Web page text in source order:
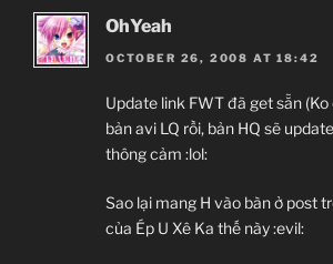
OhYeah
OCTOBER 26, 2008 AT 18:42
Update link FWT đã get sẵn
bản avi LQ rồi, bản HQ sẽ
thông cảm :lol:
Sao lại mang H vào bàn ở post
của Ép U Xê Ka thế này :evil: